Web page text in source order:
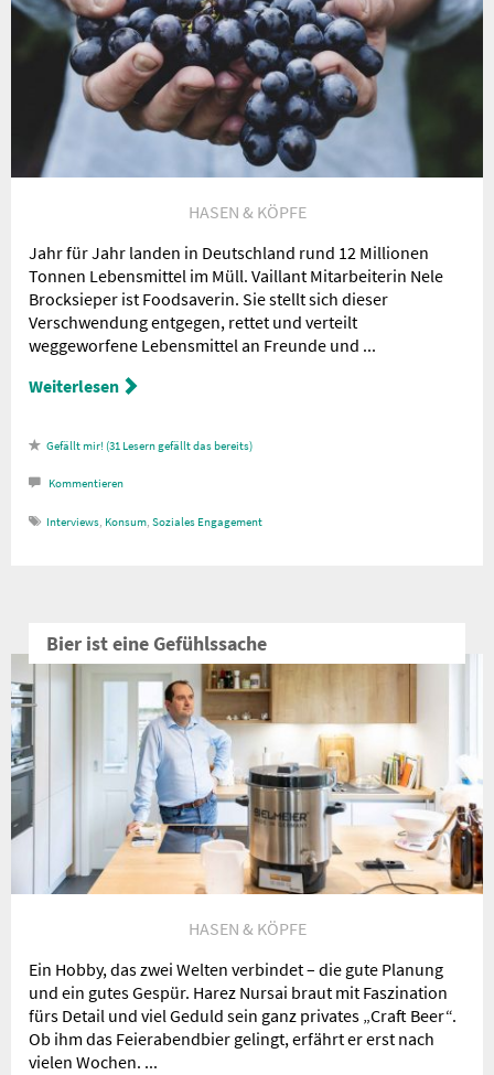
Nachricht an die
Redaktion
HASEN & KÖPFE
Jahr für Jahr landen in Deutschland rund 12 Millionen
Tonnen Lebensmittel im Müll. Vaillant Mitarbeiterin Nele
Brocksieper ist Foodsaverin. Sie stellt sich dieser
Verschwendung entgegen, rettet und verteilt
weggeworfene Lebensmittel an Freunde und ...
Weiterlesen
31 Lesern gefällt das
Kommentieren
Interviews, Konsum, Soziales Engagement
Bier ist eine Gefühlssache
HASEN & KÖPFE
Ein Hobby, das zwei Welten verbindet – die gute Planung
und ein gutes Gespür. Harez Nursai braut mit Faszination
fürs Detail und viel Geduld sein ganz privates „Craft Beer“.
Ob ihm das Feierabendbier gelingt, erfährt er erst nach
vielen Wochen. ...